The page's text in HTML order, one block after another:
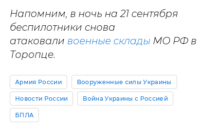
Напомним, в ночь на 21 сентября
беспилотники снова
атаковали военные склады МО РФ в
Торопце.
Армия России Вооруженные силы Украины
Новости России Война Украины с Россией
БПЛА